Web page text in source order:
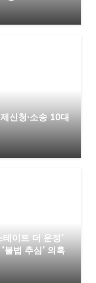
신청·소송 10대
이트 더 운정’
법 추심’ 의혹